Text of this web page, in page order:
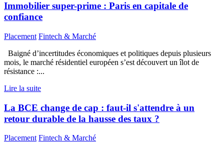
Immobilier super-prime : Paris en capitale de
confiance
Placement Fintech & Marché
Baigné d’incertitudes économiques et politiques depuis plusieurs
mois, le marché résidentiel européen s’est découvert un îlot de
résistance :...
Lire la suite
La BCE change de cap : faut-il s'attendre à un
retour durable de la hausse des taux ?
Placement Fintech & Marché